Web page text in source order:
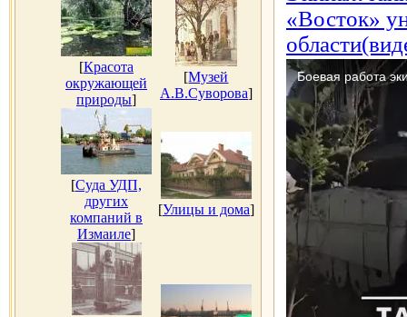
[Красота
окружающей
природы]
[Музей
А.В.Суворова]
[Суда УДП,
других
компаний в
Измаиле]
[Улицы и дома]
«Восток»